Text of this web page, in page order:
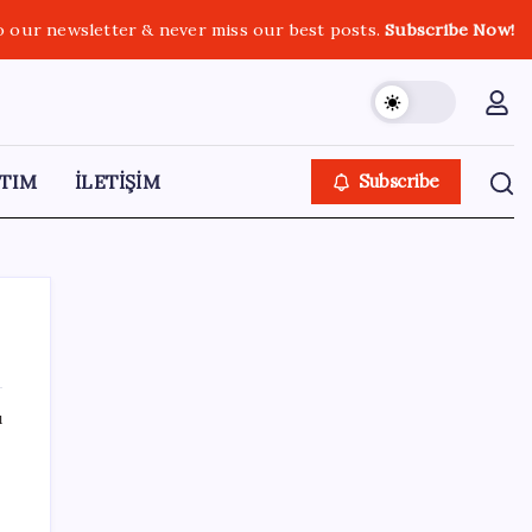
our newsletter & never miss our best posts.Subscribe Now!
İLETİŞİM Subscribe